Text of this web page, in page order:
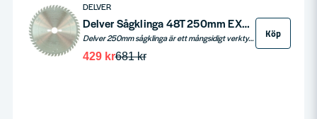
DELVER
Delver Sågklinga 48T 250mm EXTREME CUT (Allmän användning)
Delver 250mm sågklinga är ett mångsidigt verktyg för allmän användning, perfekt för olika trämaterial. Med 48 tänder ger den fina snitt, idealiska för lister och parkett. Den har antivibrationsspår som reducerar bladavvikelser, extra stora hårdmetalltänder för längre livslängd, och en kraftig stomme som förbättrar snittkvaliteten. Klingans diameter är 250 mm med en 30 mm hålstorlek, vilket gör den till en tillförlitlig partner i alla träbearbetningsprojekt.
681 kr
429 kr
Köp